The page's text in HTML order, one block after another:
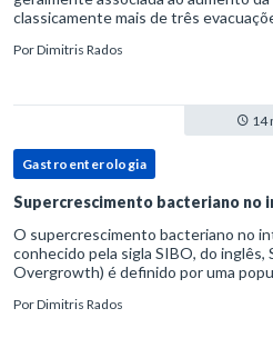
classicamente mais de três
PorDimitris Rados
14
Gastroenterologia
Supercrescimento bacteriano no
O supercrescimento bacteriano no
conhecido pela sigla SIBO, do
Overgrowth) é definido por uma
PorDimitris Rados